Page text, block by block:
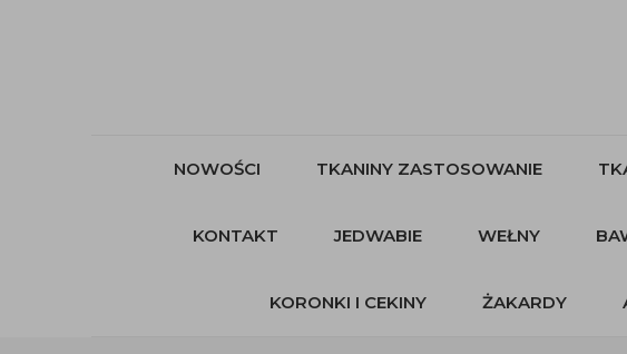
NOWOŚCI TKANINY ZASTOSOWANIE
KONTAKT JEDWABIE WEŁNY
KORONKI I CEKINY ŻAKARDY